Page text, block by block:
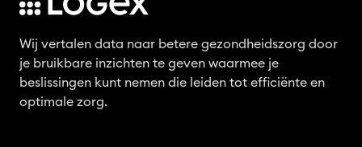
Wij vertalen data naar betere gezondheidszorg door
je bruikbare inzichten te geven waarmee je
beslissingen kunt nemen die leiden tot efficiënte en
optimale zorg.